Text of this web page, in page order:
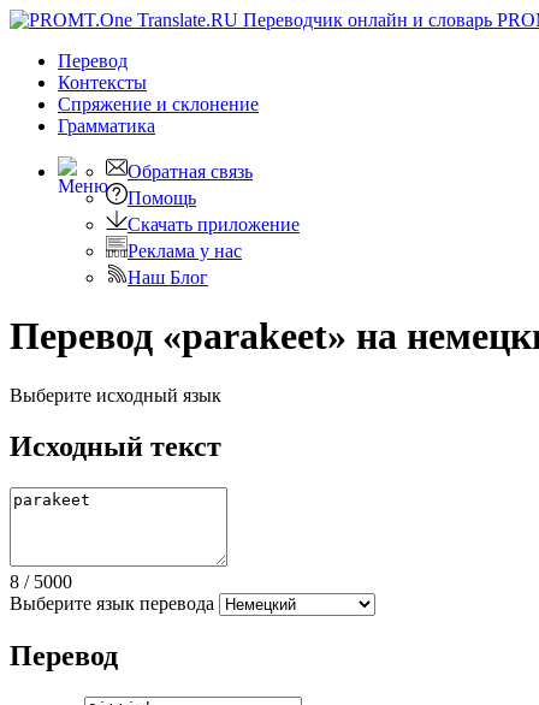
Перевод
Контексты
Спряжение и склонение
Грамматика
Обратная связь
Помощь
Скачать приложение
Реклама у нас
Наш Блог
Перевод «parakeet» на
Выберите исходный язык
Исходный текст
8 / 5000
Выберите язык перевода
Перевод